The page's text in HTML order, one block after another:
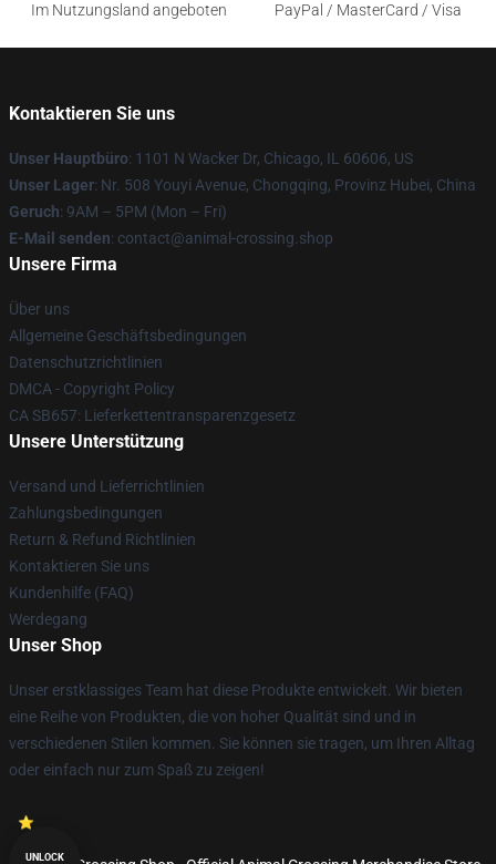
Im Nutzungsland angeboten
PayPal / MasterCard / Visa
Kontaktieren Sie uns
Unser Hauptbüro: 1101 N Wacker Dr, Chicago, IL 60606, US
Unser Lager: Nr. 508 Youyi Avenue, Chongqing, Provinz Hubei, China
Geruch: 9AM – 5PM (Mon – Fri)
E-Mail senden: contact@animal-crossing.shop
Unsere Firma
Über uns
Allgemeine Geschäftsbedingungen
Datenschutzrichtlinien
DMCA - Copyright Policy
CA SB657: Lieferkettentransparenzgesetz
Unsere Unterstützung
Versand und Lieferrichtlinien
Zahlungsbedingungen
Return & Refund Richtlinien
Kontaktieren Sie uns
Kundenhilfe (FAQ)
Werdegang
Unser Shop
Unser erstklassiges Team hat diese Produkte entwickelt. Wir bieten
eine Reihe von Produkten, die von hoher Qualität sind und in
verschiedenen Stilen kommen. Sie können sie tragen, um Ihren Alltag
oder einfach nur zum Spaß zu zeigen!
UNLOCK